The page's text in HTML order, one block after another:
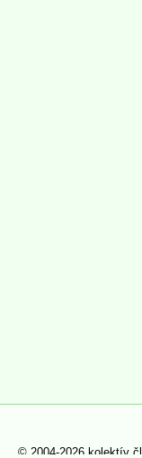
© 2004-2026 kolektív